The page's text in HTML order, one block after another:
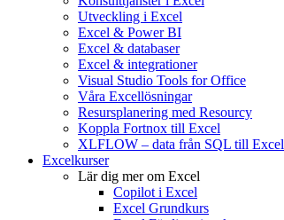
Utveckling i Excel
Excel & Power BI
Excel & databaser
Excel & integrationer
Visual Studio Tools for Office
Våra Excellösningar
Resursplanering med Resourcy
Koppla Fortnox till Excel
XLFLOW – data från SQL till Excel
Excelkurser
Lär dig mer om Excel
Copilot i Excel
Excel Grundkurs